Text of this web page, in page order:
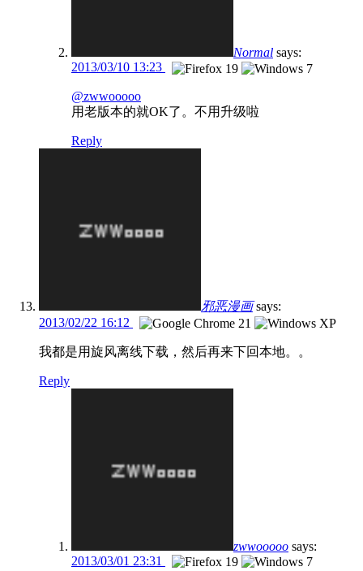
Normal says:
2013/03/10 13:23
@zwwooooo
用老版本的就OK了。不用升级啦
Reply
邪恶漫画 says:
2013/02/22 16:12
我都是用旋风离线下载，然后再来下回本地。。
Reply
zwwooooo says:
2013/03/01 23:31